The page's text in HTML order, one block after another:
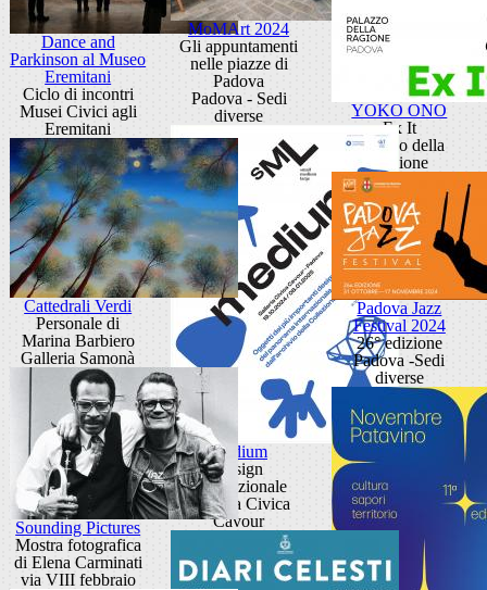
Dance and
Parkinson al Museo
Eremitani
Ciclo di incontri
Musei Civici agli
Eremitani
MoMArt 2024
Gli appuntamenti
nelle piazze di
Padova
Padova - Sedi
diverse
YOKO ONO
Ex It
Palazzo della
Ragione
Medium
Design
internazionale
Galleria Civica
Cavour
Cattedrali Verdi
Personale di
Marina Barbiero
Galleria Samonà
Padova Jazz
Festival 2024
26° edizione
Padova -Sedi
diverse
Sounding Pictures
Mostra fotografica
di Elena Carminati
via VIII febbraio